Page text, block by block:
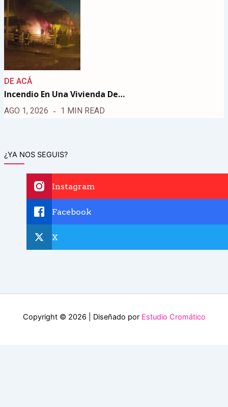
DE ACÁ
Incendio En Una Vivienda De…
AGO 1, 2026 1 MIN READ
¿YA NOS SEGUIS?
Instagram
Facebook
X
Copyright © 2026 | Diseñado por Estudio Cromático